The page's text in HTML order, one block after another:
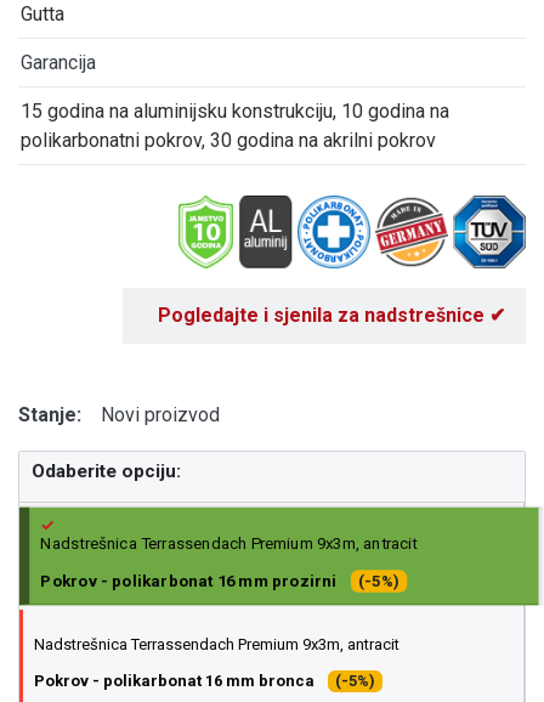
Gutta
Garancija
15 godina na aluminijsku konstrukciju, 10 godina na
polikarbonatni pokrov, 30 godina na akrilni pokrov
Pogledajte i sjenila za nadstrešnice ✔
Stanje: Novi proizvod
Odaberite opciju:
Nadstrešnica Terrassendach Premium 9x3m, antracit
Pokrov - polikarbonat 16 mm prozirni
(-5%)
Nadstrešnica Terrassendach Premium 9x3m, antracit
Pokrov - polikarbonat 16 mm bronca
(-5%)